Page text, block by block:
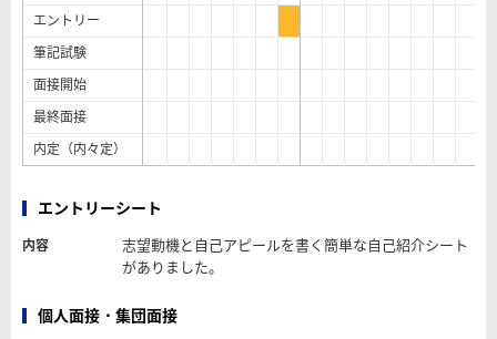
エントリー
筆記試験
面接開始
最終面接
内定（内々定）
エントリーシート
内容
志望動機と自己アピールを書く簡単な自己紹介シート
がありました。
個人面接・集団面接